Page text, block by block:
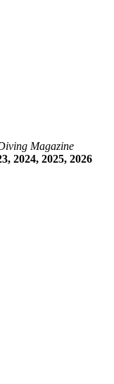
Magazine
2024, 2025, 2026